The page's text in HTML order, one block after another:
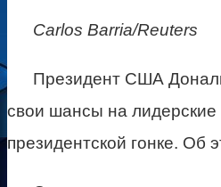
Carlos Barria/Reuters
Президент США
свои шансы на лидерские
президентской гонке. Об